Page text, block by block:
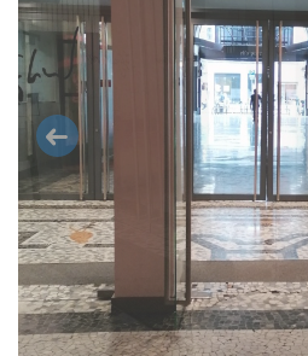
Previous